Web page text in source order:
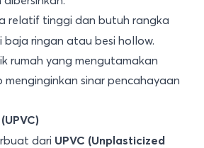
relatif tinggi dan butuh rangka
ringan atau besi hollow.
rumah yang mengutamakan
sinar pencahayaan
dari UPVC (Unplasticized